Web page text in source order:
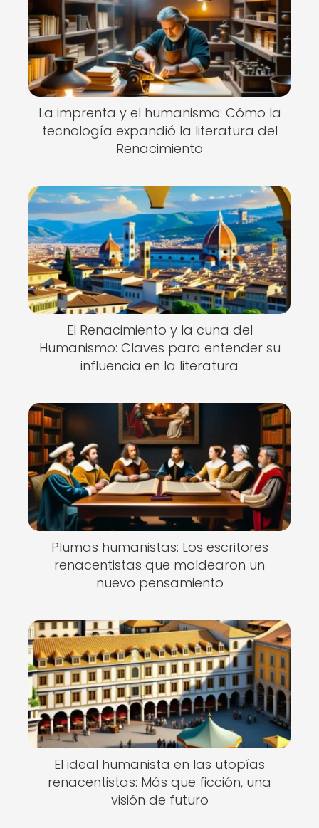
La imprenta y el humanismo: Cómo la
tecnología expandió la literatura del
Renacimiento
El Renacimiento y la cuna del
Humanismo: Claves para entender su
influencia en la literatura
Plumas humanistas: Los escritores
renacentistas que moldearon un
nuevo pensamiento
El ideal humanista en las utopías
renacentistas: Más que ficción, una
visión de futuro